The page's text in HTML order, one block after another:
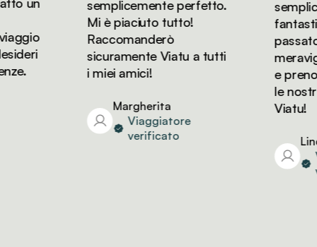
semplicemente perfetto.
Mi è piaciuto tutto!
Raccomanderò
sicuramente Viatu a tutti
i miei amici!
Margherita
Viaggiatore
verificato
passato
e
le
Viatu!
Linda